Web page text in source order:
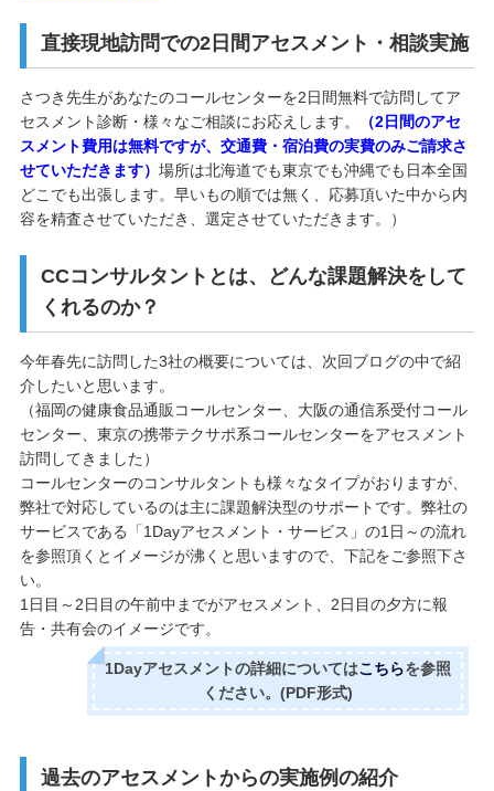
直接現地訪問での2日間アセスメント・相談実施
さつき先生があなたのコールセンターを2日間無料で訪問してア
セスメント診断・様々なご相談にお応えします。
（2日間のアセ
スメント費用は無料ですが、交通費・宿泊費の実費のみご請求さ
せていただきます） 場所は北海道でも東京でも沖縄でも日本全国
どこでも出張します。早いもの順では無く、応募頂いた中から内
容を精査させていただき、選定させていただきます。）
CCコンサルタントとは、どんな課題解決をして
くれるのか？
今年春先に訪問した3社の概要については、次回ブログの中で紹
介したいと思います。
（福岡の健康食品通販コールセンター、大阪の通信系受付コール
センター、東京の携帯テクサポ系コールセンターをアセスメント
訪問してきました）
コールセンターのコンサルタントも様々なタイプがおりますが、
弊社で対応しているのは主に課題解決型のサポートです。弊社の
サービスである「1Dayアセスメント・サービス」の1日～の流れ
を参照頂くとイメージが沸くと思いますので、下記をご参照下さ
い。
1日目～2日目の午前中までがアセスメント、2日目の夕方に報
告・共有会のイメージです。
1Dayアセスメントの詳細についてはこちらを参照
ください。(PDF形式)
過去のアセスメントからの実施例の紹介